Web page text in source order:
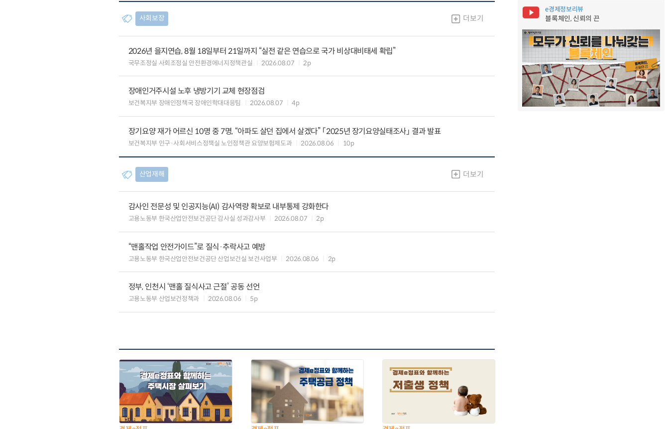
사회보장 더보기
2026년 을지연습, 8월 18일부터 21일까지 “실전 같은 연습으로 국가 비상대비태세 확립”
국무조정실 사회조정실 안전환경에너지정책관실 2026.08.07 2p
장애인거주시설 노후 냉방기기 교체 현장점검
보건복지부 장애인정책국 장애인학대대응팀 2026.08.07 4p
장기요양 재가 어르신 10명 중 7명, “아파도 살던 집에서 살겠다” 「2025년 장기요양실태조사」 결과 발표
보건복지부 인구·사회서비스정책실 노인정책관 요양보험제도과 2026.08.06 10p
산업재해 더보기
감사인 전문성 및 인공지능(AI) 감사역량 확보로 내부통제 강화한다
고용노동부 한국산업안전보건공단 감사실 성과감사부 2026.08.07 2p
“맨홀작업 안전가이드”로 질식·추락사고 예방
고용노동부 한국산업안전보건공단 산업보건실 보건사업부 2026.08.06 2p
정부, 인천시 ‘맨홀 질식사고 근절’ 공동 선언
고용노동부 산업보건정책과 2026.08.06 5p
e경제정보리뷰
블록체인, 신뢰의 끈